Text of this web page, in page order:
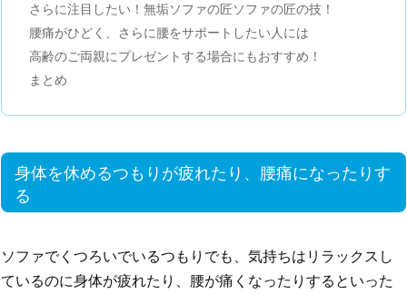
さらに注目したい！無垢ソファの匠ソファの匠の技！
腰痛がひどく、さらに腰をサポートしたい人には
高齢のご両親にプレゼントする場合にもおすすめ！
まとめ
身体を休めるつもりが疲れたり、腰痛になったりす
る
ソファでくつろいでいるつもりでも、気持ちはリラックスし
ているのに身体が疲れたり、腰が痛くなったりするといった